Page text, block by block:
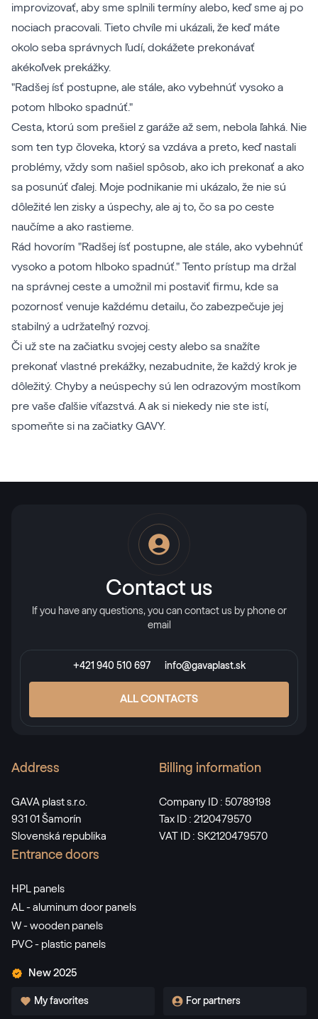
improvizovať, aby sme splnili termíny alebo, keď sme aj po
nociach pracovali. Tieto chvíle mi ukázali, že keď máte
okolo seba správnych ľudí, dokážete prekonávať
akékoľvek prekážky.
"Radšej ísť postupne, ale stále, ako vybehnúť vysoko a
potom hlboko spadnúť."
Cesta, ktorú som prešiel z garáže až sem, nebola ľahká. Nie
som ten typ človeka, ktorý sa vzdáva a preto, keď nastali
problémy, vždy som našiel spôsob, ako ich prekonať a ako
sa posunúť ďalej. Moje podnikanie mi ukázalo, že nie sú
dôležité len zisky a úspechy, ale aj to, čo sa po ceste
naučíme a ako rastieme.
Rád hovorím "Radšej ísť postupne, ale stále, ako vybehnúť
vysoko a potom hlboko spadnúť." Tento prístup ma držal
na správnej ceste a umožnil mi postaviť firmu, kde sa
pozornosť venuje každému detailu, čo zabezpečuje jej
stabilný a udržateľný rozvoj.
Či už ste na začiatku svojej cesty alebo sa snažíte
prekonať vlastné prekážky, nezabudnite, že každý krok je
dôležitý. Chyby a neúspechy sú len odrazovým mostíkom
pre vaše ďalšie víťazstvá. A ak si niekedy nie ste istí,
spomeňte si na začiatky GAVY.
Contact us
If you have any questions, you can contact us by phone or
email
+421 940 510 697 info@gavaplast.sk
ALL CONTACTS
Address
GAVA plast s.r.o.
931 01 Šamorín
Slovenská republika
Billing information
Company ID : 50789198
Tax ID : 2120479570
VAT ID : SK2120479570
Entrance doors
HPL panels
AL - aluminum door panels
W - wooden panels
PVC - plastic panels
New 2025
My favorites For partners